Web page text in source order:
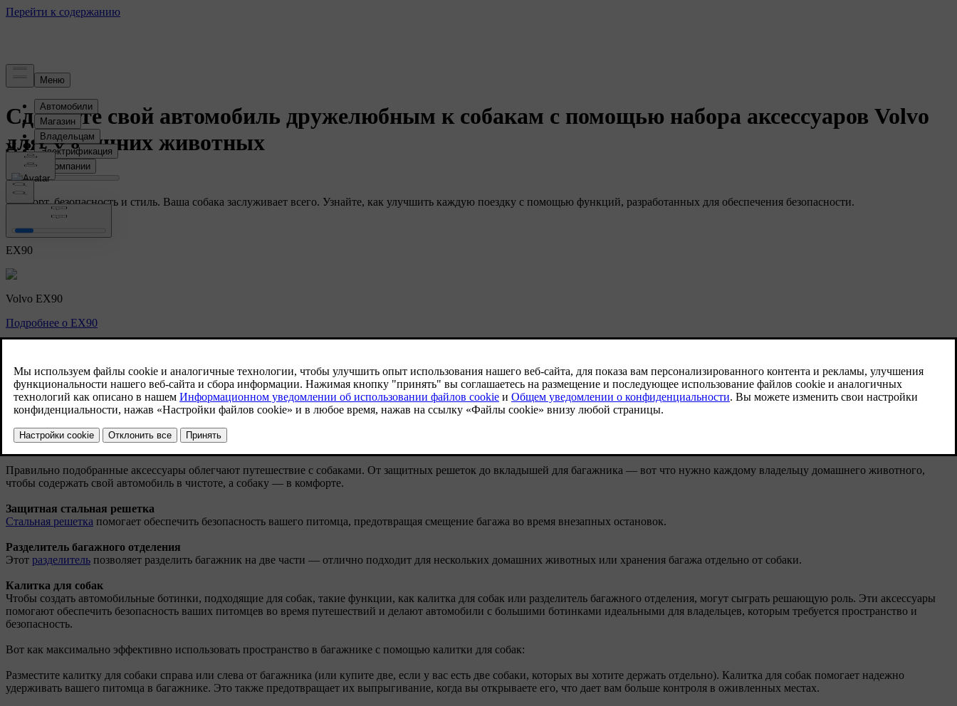
История
Сделайте свой автомобиль дружелюбным к собакам с помощью набора аксессуаров Volvo
для домашних животных
Комфорт, безопасность и стиль. Ваша собака заслуживает всего. Узнайте, как улучшить каждую поездку с помощью функций, разработанных для обеспечения безопасности.
Безопасность
EX90
Volvo EX90
Подробнее о EX90
чистоту в автомобиле и безопасность домашних животных.
Практичные аксессуары для владельцев домашних животных
Правильно подобранные аксессуары облегчают путешествие с собаками. От защитных решеток до вкладышей для багажника — вот что нужно каждому владельцу домашнего животного,
чтобы содержать свой автомобиль в чистоте, а собаку — в комфорте.
Защитная стальная решетка
Стальная решетка помогает обеспечить безопасность вашего питомца, предотвращая смещение багажа во время внезапных остановок.
Разделитель багажного отделения
Этот разделитель позволяет разделить багажник на две части — отлично подходит для нескольких домашних животных или хранения багажа отдельно от собаки.
Калитка для собак
Чтобы создать автомобильные ботинки, подходящие для собак, такие функции, как калитка для собак или разделитель багажного отделения, могут сыграть решающую роль. Эти аксессуары
помогают обеспечить безопасность ваших питомцев во время путешествий и делают автомобили с большими ботинками идеальными для владельцев, которым требуется пространство и
безопасность.
Вот как максимально эффективно использовать пространство в багажнике с помощью калитки для собак:
Разместите калитку для собаки справа или слева от багажника (или купите две, если у вас есть две собаки, которых вы хотите держать отдельно). Калитка для собак помогает надежно
удерживать вашего питомца в багажнике. Это также предотвращает их выпрыгивание, когда вы открываете его, что дает вам больше контроля в оживленных местах.